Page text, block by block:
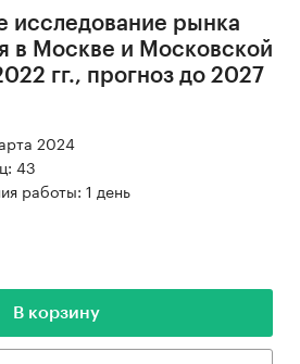
исследование рынка
в Москве и Московской
гг., прогноз до 2027
2024
43
работы: 1 день
В корзину